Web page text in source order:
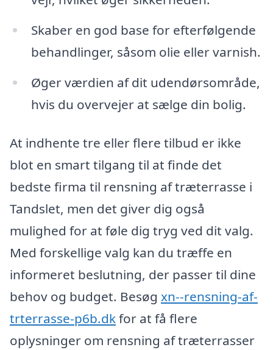
Skaber en god base for efterfølgende
behandlinger, såsom olie eller varnish.
Øger værdien af dit udendørsområde,
hvis du overvejer at sælge din bolig.
At indhente tre eller flere tilbud er ikke
blot en smart tilgang til at finde det
bedste firma til rensning af træterrasse i
Tandslet, men det giver dig også
mulighed for at føle dig tryg ved dit valg.
Med forskellige valg kan du træffe en
informeret beslutning, der passer til dine
behov og budget. Besøg xn--rensning-af-
trterrasse-p6b.dkfor at få flere
oplysninger om rensning af træterrasser